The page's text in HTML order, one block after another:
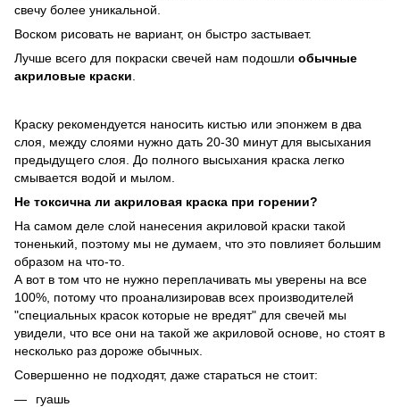
свечу более уникальной.
Воском рисовать не вариант, он быстро застывает.
Лучше всего для покраски свечей нам подошли обычные
акриловые краски
Краску рекомендуется наносить кистью или эпонжем в два
слоя, между слоями нужно дать 20-30 минут для высыхания
предыдущего слоя. До полного высыхания краска легко
смывается водой и мылом.
Не токсична ли акриловая краска при горении?
На самом деле слой нанесения акриловой краски такой
тоненький, поэтому мы не думаем, что это повлияет большим
образом на что-то.
А вот в том что не нужно переплачивать мы уверены на все
100%, потому что проанализировав всех производителей
"специальных красок которые не вредят" для свечей мы
увидели, что все они на такой же акриловой основе, но стоят в
несколько раз дороже обычных.
Совершенно не подходят, даже стараться не стоит:
гуашь